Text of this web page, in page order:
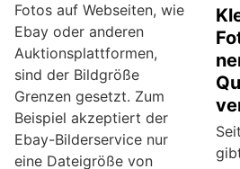
Fotos auf Webseiten, wie
Ebay oder anderen
Auktionsplattformen,
sind der Bildgröße
Grenzen gesetzt. Zum
Beispiel akzeptiert der
Ebay-Bilderservice nur
eine Dateigröße von